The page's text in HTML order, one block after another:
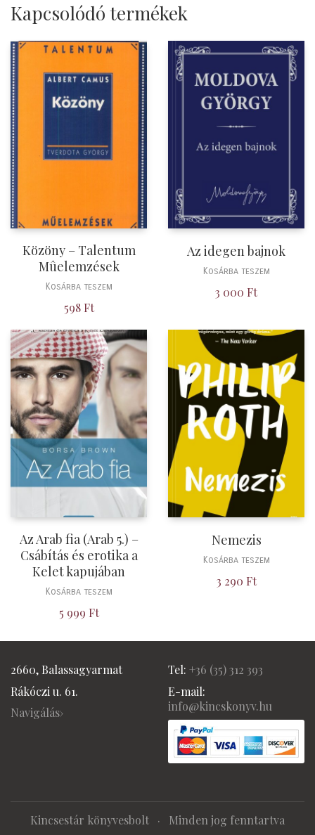
Kapcsolódó termékek
Közöny – Talentum
Mûelemzések
Kosárba teszem
598 Ft
Az idegen bajnok
Kosárba teszem
3 000 Ft
Az Arab fia (Arab 5.) –
Csábítás és erotika a
Kelet kapujában
Kosárba teszem
5 999 Ft
Nemezis
Kosárba teszem
3 290 Ft
2660, Balassagyarmat
Rákóczi u. 61.
Navigálás›
Tel: +36 (35) 312 393
E-mail:
info@kincskonyv.hu
Kincsestár könyvesbolt · Minden jog fenntartva